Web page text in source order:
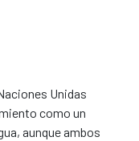
Unidas
como un
aunque ambos